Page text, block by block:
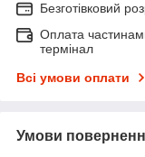
Безготівковий
Оплата
термінал
Всі умови оплати
Умови